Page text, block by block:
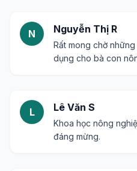
N Nguyễn Thị R
Rất mong chờ
dụng cho bà con
L Lê Văn S
Khoa học nông
đáng mừng.